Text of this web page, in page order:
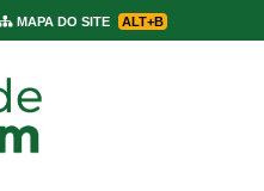
MAPA DO SITE ALT+B